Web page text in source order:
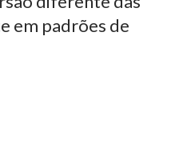
em padrões de